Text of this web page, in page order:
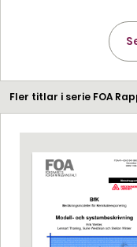
Fler titlar i serie FOA